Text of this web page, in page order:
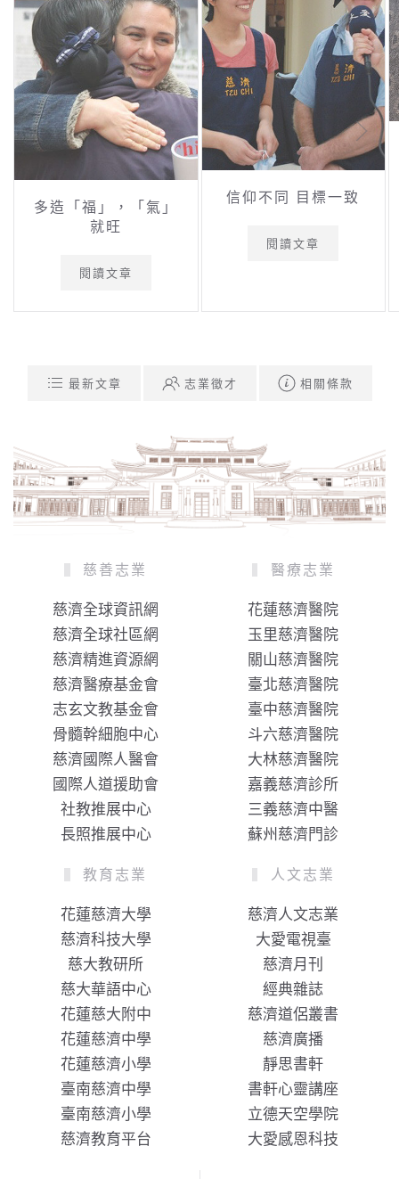
多造「福」，「氣」
就旺
閱讀文章
信仰不同 目標一致
閱讀文章
最新文章 志業徵才 相關條款
慈善志業
慈濟全球資訊網
慈濟全球社區網
慈濟精進資源網
慈濟醫療基金會
志玄文教基金會
骨髓幹細胞中心
慈濟國際人醫會
國際人道援助會
社教推展中心
長照推展中心
醫療志業
花蓮慈濟醫院
玉里慈濟醫院
關山慈濟醫院
臺北慈濟醫院
臺中慈濟醫院
斗六慈濟醫院
大林慈濟醫院
嘉義慈濟診所
三義慈濟中醫
蘇州慈濟門診
教育志業
花蓮慈濟大學
慈濟科技大學
慈大教研所
慈大華語中心
花蓮慈大附中
花蓮慈濟中學
花蓮慈濟小學
臺南慈濟中學
臺南慈濟小學
慈濟教育平台
人文志業
慈濟人文志業
大愛電視臺
慈濟月刊
經典雜誌
慈濟道侶叢書
慈濟廣播
靜思書軒
書軒心靈講座
立德天空學院
大愛感恩科技